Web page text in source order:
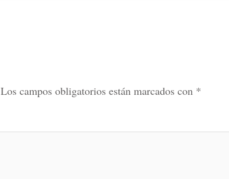
Los campos obligatorios están marcados con *